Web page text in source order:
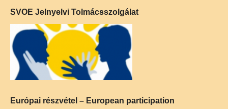
SVOE Jelnyelvi Tolmácsszolgálat
Európai részvétel – European participation